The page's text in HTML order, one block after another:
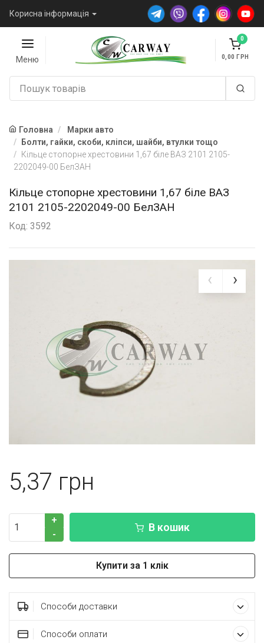
Корисна інформація
Меню
0
0,00
Головна
Марки авто
Болти, гайки, скоби, кліпси, шайби, втулки тощо
Кільце стопорне хрестовини 1,67 біле ВАЗ 2101 2105-
2202049-00 БелЗАН
Кільце стопорне хрестовини 1,67 біле ВАЗ
2101 2105-2202049-00 БелЗАН
Код: 3592
5,37
+
-
В кошик
Купити за 1 клік
Способи доставки
Способи оплати